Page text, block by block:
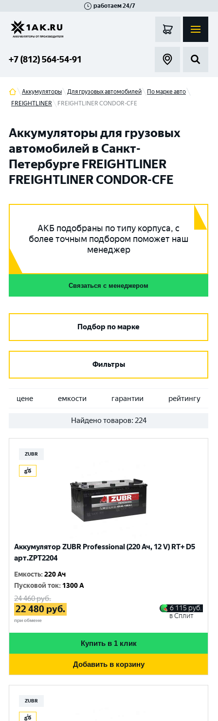
работаем 24/7
+7 (812) 564-54-91
Аккумуляторы Для грузовых автомобилей
По марке авто
FREIGHTLINER
FREIGHTLINER CONDOR-CFE
Аккумуляторы для грузовых
автомобилей в Санкт-
Петербурге FREIGHTLINER
FREIGHTLINER CONDOR-CFE
АКБ подобраны по типу корпуса, с
более точным подбором поможет наш
менеджер
Связаться с менеджером
Подбор по марке
Фильтры
цене емкости гарантии рейтингу
Найдено товаров: 224
ZUBR
Аккумулятор ZUBR Professional (220 Ач, 12 V) RT+ D5
арт.ZPT2204
Емкость:220 Ач
Пусковой ток: 1300 A
24 460руб.
22 480 руб.
при обмене
6 115 руб.
в Сплит
Купить в 1 клик
Добавить в корзину
ZUBR
Гатчина